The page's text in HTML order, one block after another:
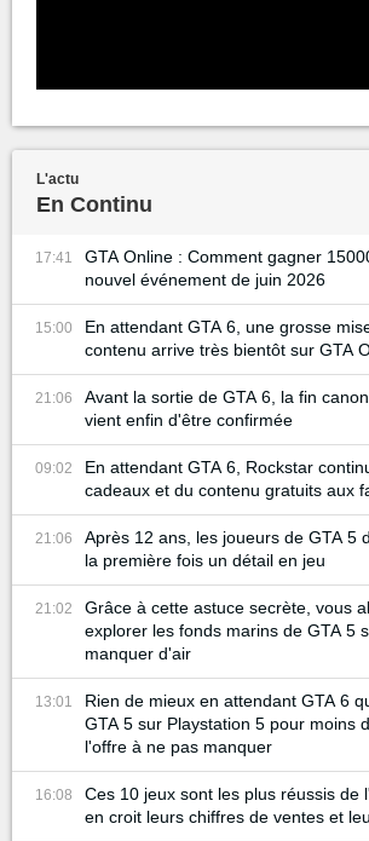
L'actu
En Continu
17:41
GTA Online : Comment gagner
nouvel événement de juin 2026
15:00
En attendant GTA 6, une grosse
contenu arrive très bientôt sur GTA
21:06
Avant la sortie de GTA 6, la fin
vient enfin d'être confirmée
09:02
En attendant GTA 6, Rockstar
cadeaux et du contenu gratuits aux
21:06
Après 12 ans, les joueurs de GTA 5
la première fois un détail en jeu
21:02
Grâce à cette astuce secrète, vous
explorer les fonds marins de GTA 5
manquer d'air
13:01
Rien de mieux en attendant GTA 6
GTA 5 sur Playstation 5 pour moins
l'offre à ne pas manquer
16:08
Ces 10 jeux sont les plus réussis de
en croit leurs chiffres de ventes et